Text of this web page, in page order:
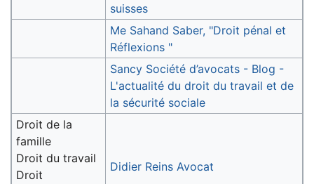
suisses
Me Sahand Saber, "Droit pénal et
Réflexions "
Sancy Société d’avocats - Blog -
L'actualité du droit du travail et de
la sécurité sociale
Droit de la
famille
Droit du travail
Droit
Didier Reins Avocat